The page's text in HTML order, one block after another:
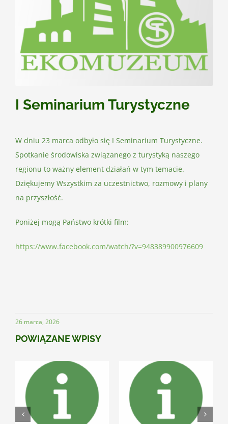
Kontakt
I Seminarium Turystyczne
W dniu 23 marca odbyło się I Seminarium Turystyczne.
Spotkanie środowiska związanego z turystyką naszego
regionu to ważny element działań w tym temacie.
Dziękujemy Wszystkim za uczestnictwo, rozmowy i plany
na przyszłość.
Poniżej mogą Państwo krótki film:
https://www.facebook.com/watch/?v=948389900976609
26 marca, 2026
POWIĄZANE WPISY